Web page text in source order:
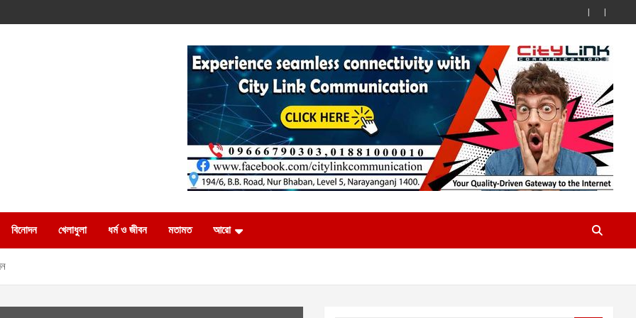
বিনোদন খেলাধুলা ধর্ম ও জীবন মতামত আরো